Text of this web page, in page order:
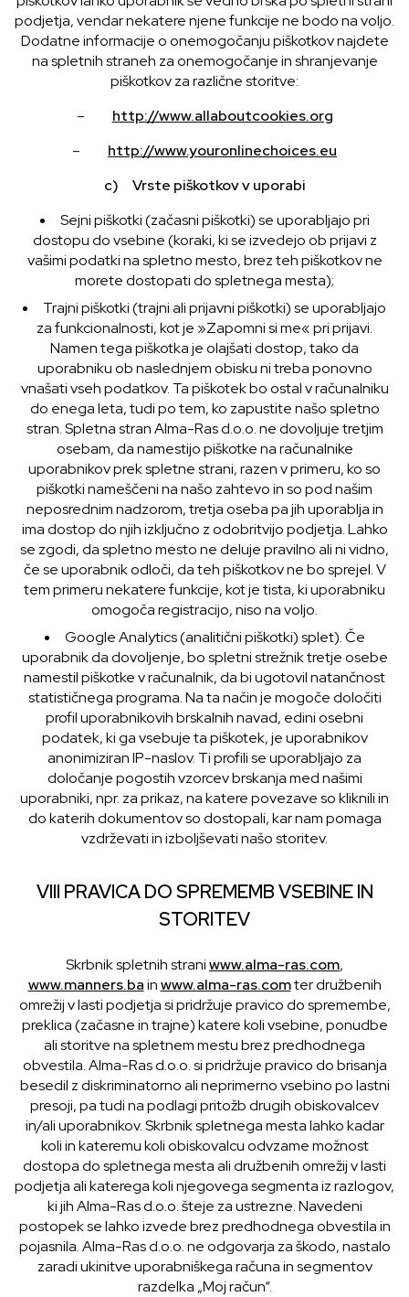
podjetja, vendar nekatere njene funkcije ne bodo na voljo.
Dodatne informacije o onemogočanju piškotkov najdete
na spletnih straneh za onemogočanje in shranjevanje
piškotkov za različne storitve:
– http://www.allaboutcookies.org
– http://www.youronlinechoices.eu
c) Vrste piškotkov v uporabi
Sejni piškotki (začasni piškotki) se uporabljajo pri
dostopu do vsebine (koraki, ki se izvedejo ob prijavi z
vašimi podatki na spletno mesto, brez teh piškotkov ne
morete dostopati do spletnega mesta);
Trajni piškotki (trajni ali prijavni piškotki) se uporabljajo
za funkcionalnosti, kot je »Zapomni si me« pri prijavi.
Namen tega piškotka je olajšati dostop, tako da
uporabniku ob naslednjem obisku ni treba ponovno
vnašati vseh podatkov. Ta piškotek bo ostal v računalniku
do enega leta, tudi po tem, ko zapustite našo spletno
stran. Spletna stran Alma-Ras d.o.o. ne dovoljuje tretjim
osebam, da namestijo piškotke na računalnike
uporabnikov prek spletne strani, razen v primeru, ko so
piškotki nameščeni na našo zahtevo in so pod našim
neposrednim nadzorom, tretja oseba pa jih uporablja in
ima dostop do njih izključno z odobritvijo podjetja. Lahko
se zgodi, da spletno mesto ne deluje pravilno ali ni vidno,
če se uporabnik odloči, da teh piškotkov ne bo sprejel. V
tem primeru nekatere funkcije, kot je tista, ki uporabniku
omogoča registracijo, niso na voljo.
Google Analytics (analitični piškotki) splet). Če
uporabnik da dovoljenje, bo spletni strežnik tretje osebe
namestil piškotke v računalnik, da bi ugotovil natančnost
statističnega programa. Na ta način je mogoče določiti
profil uporabnikovih brskalnih navad, edini osebni
podatek, ki ga vsebuje ta piškotek, je uporabnikov
anonimiziran IP-naslov. Ti profili se uporabljajo za
določanje pogostih vzorcev brskanja med našimi
uporabniki, npr. za prikaz, na katere povezave so kliknili in
do katerih dokumentov so dostopali, kar nam pomaga
vzdrževati in izboljševati našo storitev.
VIII PRAVICA DO SPREMEMB VSEBINE IN
STORITEV
Skrbnik spletnih straniwww.alma-ras.com,
www.manners.bainwww.alma-ras.comter družbenih
omrežij v lasti podjetja si pridržuje pravico do spremembe,
preklica (začasne in trajne) katere koli vsebine, ponudbe
ali storitve na spletnem mestu brez predhodnega
obvestila. Alma-Ras d.o.o. si pridržuje pravico do brisanja
besedil z diskriminatorno ali neprimerno vsebino po lastni
presoji, pa tudi na podlagi pritožb drugih obiskovalcev
in/ali uporabnikov. Skrbnik spletnega mesta lahko kadar
koli in kateremu koli obiskovalcu odvzame možnost
dostopa do spletnega mesta ali družbenih omrežij v lasti
podjetja ali katerega koli njegovega segmenta iz razlogov,
ki jih Alma-Ras d.o.o. šteje za ustrezne. Navedeni
postopek se lahko izvede brez predhodnega obvestila in
pojasnila. Alma-Ras d.o.o. ne odgovarja za škodo, nastalo
zaradi ukinitve uporabniškega računa in segmentov
razdelka „Moj račun“.